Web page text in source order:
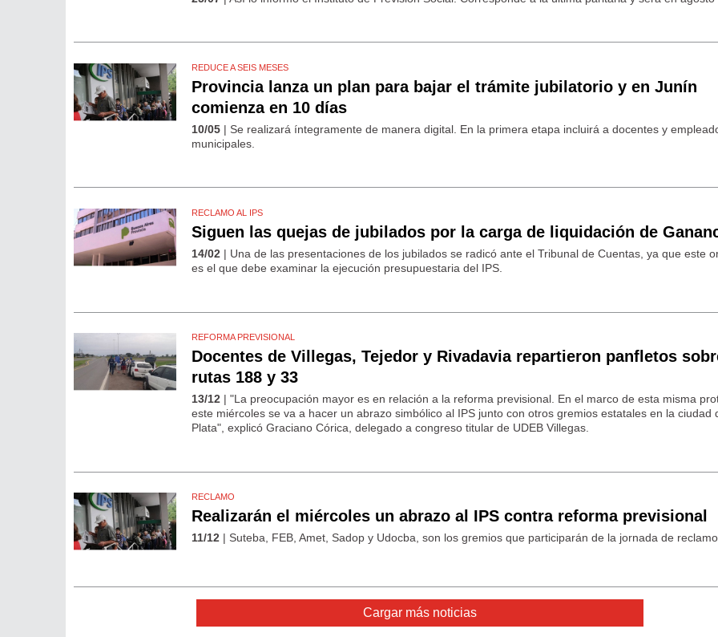
REDUCE A SEIS MESES
Provincia lanza un plan para bajar el trámite jubilatorio y en Junín
comienza en 10 días
10/05 | Se realizará íntegramente de manera digital. En la primera etapa incluirá a docentes y
municipales.
RECLAMO AL IPS
Siguen las quejas de jubilados por la carga de liquidación de
14/02 | Una de las presentaciones de los jubilados se radicó ante el Tribunal de Cuentas, ya que este
es el que debe examinar la ejecución presupuestaria del IPS.
REFORMA PREVISIONAL
Docentes de Villegas, Tejedor y Rivadavia repartieron panfletos
rutas 188 y 33
13/12 | "La preocupación mayor es en relación a la reforma previsional. En el marco de esta misma
este miércoles se va a hacer un abrazo simbólico al IPS junto con otros gremios estatales en la ciudad
Plata", explicó Graciano Córica, delegado a congreso titular de UDEB Villegas.
RECLAMO
Realizarán el miércoles un abrazo al IPS contra reforma previsional
11/12 | Suteba, FEB, Amet, Sadop y Udocba, son los gremios que participarán de la jornada de
Cargar más noticias